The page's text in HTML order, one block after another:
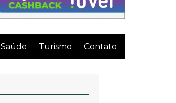
Saúde Turismo Contato